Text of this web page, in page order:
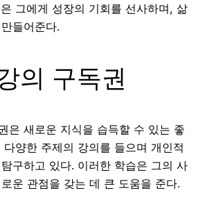
그에게 성장의 기회를 선사하며, 삶
들어준다.
의 구독권
은 새로운 지식을 습득할 수 있는 좋
양한 주제의 강의를 들으며 개인적
구하고 있다. 이러한 학습은 그의 사
운 관점을 갖는 데 큰 도움을 준다.